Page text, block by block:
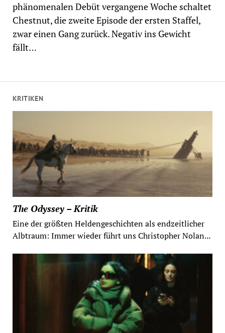
KRITIKEN
The Odyssey – Kritik
Eine der größten Heldengeschichten als endzeitlicher
Albtraum: Immer wieder führt uns Christopher Nolan...
phänomenalen Debüt vergangene Woche schaltet
Chestnut, die zweite Episode der ersten Staffel,
zwar einen Gang zurück. Negativ ins Gewicht
fällt…